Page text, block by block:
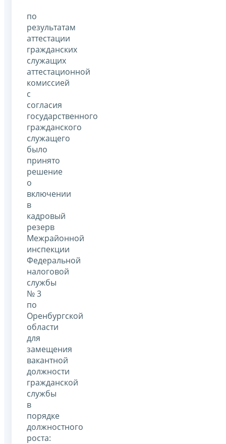
по
результатам
аттестации
гражданских
служащих
аттестационной
комиссией
с
согласия
государственного
гражданского
служащего
было
принято
решение
о
включении
в
кадровый
резерв
Межрайонной
инспекции
Федеральной
налоговой
службы
№ 3
по
Оренбургской
области
для
замещения
вакантной
должности
гражданской
службы
в
порядке
должностного
роста: